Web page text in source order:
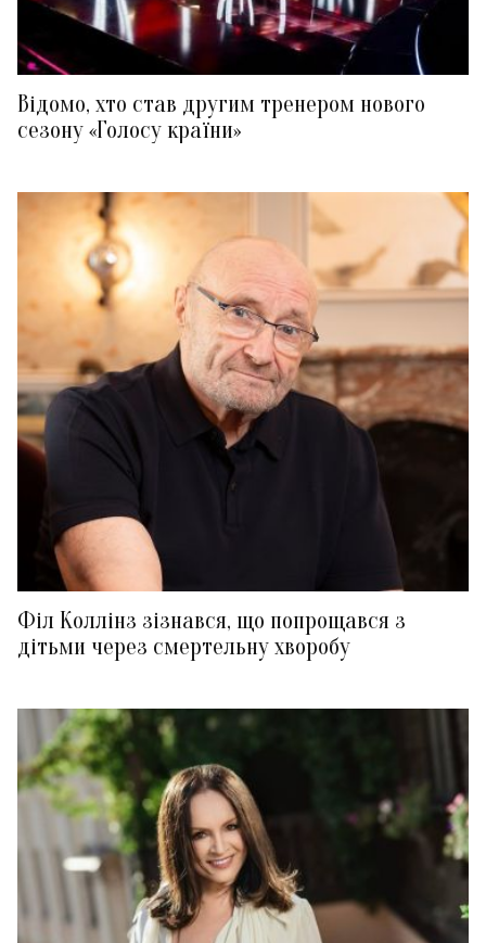
Відомо, хто став другим тренером нового
сезону «Голосу країни»
Філ Коллінз зізнався, що попрощався з
дітьми через смертельну хворобу